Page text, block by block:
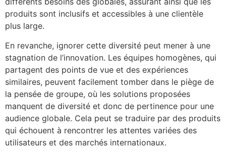
produits sont inclusifs et accessibles à une clientèle
plus large.
En revanche, ignorer cette diversité peut mener à une
stagnation de l’innovation. Les équipes homogènes, qui
partagent des points de vue et des expériences
similaires, peuvent facilement tomber dans le piège de
la pensée de groupe, où les solutions proposées
manquent de diversité et donc de pertinence pour une
audience globale. Cela peut se traduire par des produits
qui échouent à rencontrer les attentes variées des
utilisateurs et des marchés internationaux.